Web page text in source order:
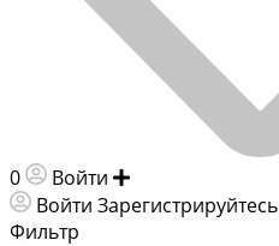
0 Войти
Войти Зарегистрируйтесь
Фильтр